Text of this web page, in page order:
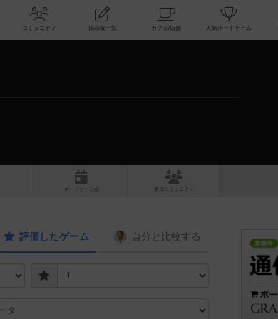
ボードゲーム会 コミュニティ 掲示板一覧 カフェ/店舗
ボ ドゲ ーム コミュニティ
評価したゲーム 自分と 比較する